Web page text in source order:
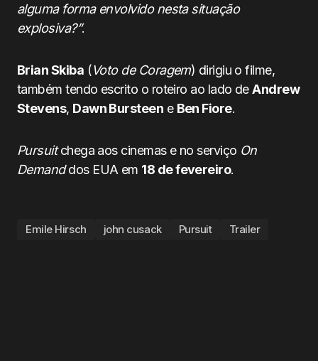
alguma forma envolvido nesta situação
explosiva?”.
Brian Skiba (Voto de Coragem) dirigiu o filme,
também tendo escrito o roteiro ao lado deAndrew
Stevens, Dawn Bursteen e Ben Fiore.
Pursuitchega aos cinemas e no serviço On
Demanddos EUA em 18 de fevereiro.
Emile Hirsch john cusack Pursuit Trailer